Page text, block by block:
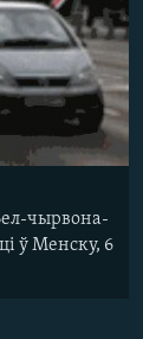
чырвона-
ў Менску, 6